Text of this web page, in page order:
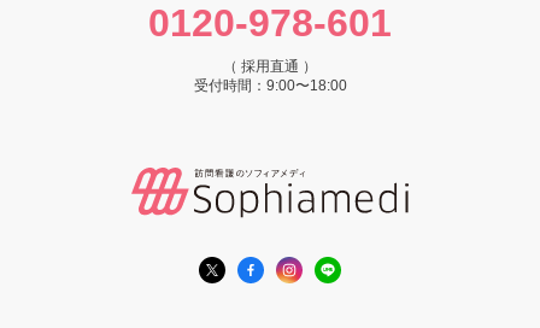
0120-978-601
（ 採用直通 ）
受付時間：9:00〜18:00